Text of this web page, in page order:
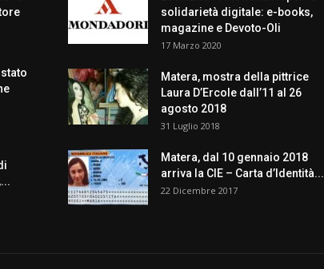
solidarietà digitale: e-books,
magazine e Devoto-Oli
17 Marzo 2020
Matera, mostra della pittrice
Laura D’Ercole dall’11 al 26
agosto 2018
31 Luglio 2018
Matera, dal 10 gennaio 2018
arriva la CIE – Carta d’Identità...
22 Dicembre 2017